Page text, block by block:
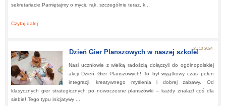
sekretariacie.Pamiętajmy o myciu rąk, szczególnie teraz, k...
Czytaj dalej
25-10-2024
Dzień Gier Planszowych w naszej szkole!
Nasi uczniowie z wielką radością dołączyli do ogólnopolskiej
akcji Dzień Gier Planszowych! To był wyjątkowy czas pełen
integracji, kreatywnego myślenia i dobrej zabawy. Od
klasycznych gier strategicznych po nowoczesne planszówki – każdy znalazł coś dla
siebie! Tego typu inicjatywy ...